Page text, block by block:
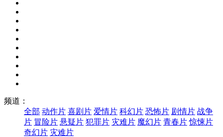
频道：
全部 动作片 喜剧片 爱情片 科幻片 恐怖片 剧情片 战争
片 冒险片 悬疑片 犯罪片 灾难片 魔幻片 青春片 惊悚片
奇幻片 灾难片